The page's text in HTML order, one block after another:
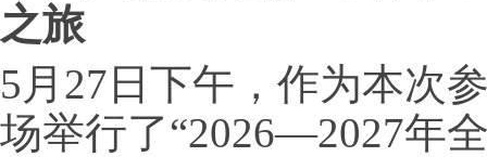
之旅
5月27日下午，作为本次
场举行了“2026—2027年